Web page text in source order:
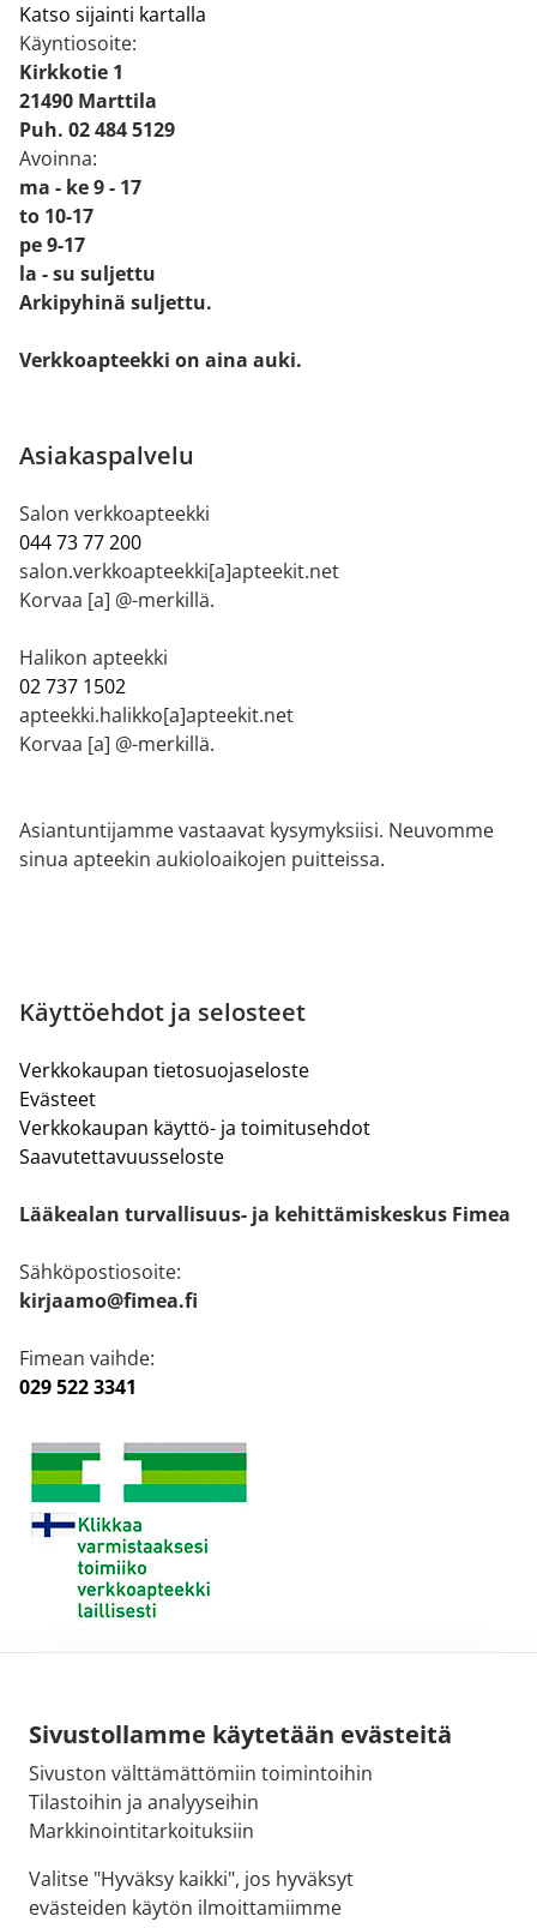
Sivustollamme käytetään evästeitä
Sivuston välttämättömiin toimintoihin
Tilastoihin ja analyyseihin
Markkinointitarkoituksiin
Valitse "Hyväksy kaikki", jos hyväksyt
evästeiden käytön ilmoittamiimme
Katso sijainti kartalla
Käyntiosoite:
Kirkkotie 1
21490 Marttila
Puh. 02 484 5129
Avoinna:
ma - ke 9 - 17
to 10-17
pe 9-17
la - su suljettu
Arkipyhinä suljettu.
Verkkoapteekki on aina auki.
Asiakaspalvelu
Salon verkkoapteekki
044 73 77 200
salon.verkkoapteekki[a]apteekit.net
Korvaa [a] @-merkillä.
Halikon apteekki
02 737 1502
apteekki.halikko[a]apteekit.net
Korvaa [a] @-merkillä.
Asiantuntijamme vastaavat kysymyksiisi. Neuvomme
sinua apteekin aukioloaikojen puitteissa.
Käyttöehdot ja selosteet
Verkkokaupan tietosuojaseloste
Evästeet
Verkkokaupan käyttö- ja toimitusehdot
Saavutettavuusseloste
Lääkealan turvallisuus- ja kehittämiskeskus Fimea
Sähköpostiosoite:
kirjaamo@fimea.fi
Fimean vaihde:
029 522 3341